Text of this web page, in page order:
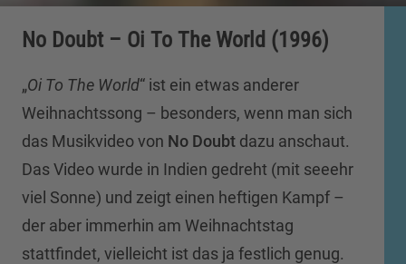
No Doubt – Oi To The World (1996)
„Oi To The World“ ist ein etwas anderer
Weihnachtssong – besonders, wenn man sich
das Musikvideo von No Doubt dazu anschaut.
Das Video wurde in Indien gedreht (mit seeehr
viel Sonne) und zeigt einen heftigen Kampf –
der aber immerhin am Weihnachtstag
stattfindet, vielleicht ist das ja festlich genug.